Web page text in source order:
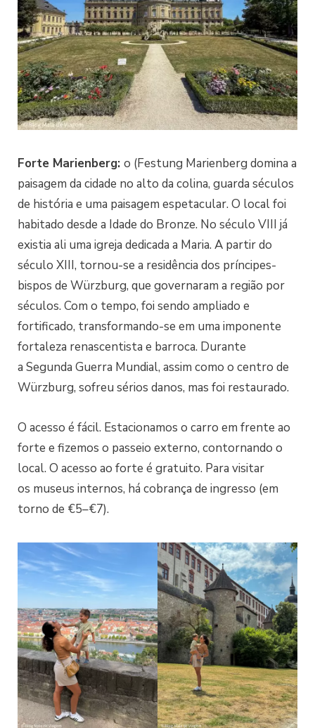
Forte Marienberg: o (Festung Marienberg domina a
paisagem da cidade no alto da colina, guarda séculos
de história e uma paisagem espetacular. O local foi
habitado desde a Idade do Bronze. No século VIII já
existia ali uma igreja dedicada a Maria. A partir do
século XIII, tornou-se a residência dos príncipes-
bispos de Würzburg, que governaram a região por
séculos. Com o tempo, foi sendo ampliado e
fortificado, transformando-se em uma imponente
fortaleza renascentista e barroca. Durante
a Segunda Guerra Mundial, assim como o centro de
Würzburg, sofreu sérios danos, mas foi restaurado.
O acesso é fácil. Estacionamos o carro em frente ao
forte e fizemos o passeio externo, contornando o
local. O acesso ao forte é gratuito. Para visitar
os museus internos, há cobrança de ingresso (em
torno de €5–€7).